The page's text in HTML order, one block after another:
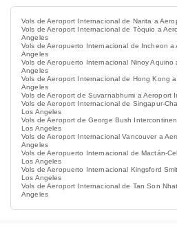
Vols de Aeroport Internacional de Narita a
Vols de Aeroport Internacional de Tòquio a
Angeles
Vols de Aeropuerto Internacional de Incheon
Angeles
Vols de Aeropuerto Internacional Ninoy
Angeles
Vols de Aeroport Internacional de Hong Kong
Angeles
Vols de Aeroport de Suvarnabhumi a Aeroport
Vols de Aeroport Internacional de Singapur-
Los Angeles
Vols de Aeroport de George Bush
Los Angeles
Vols de Aeroport Internacional Vancouver a
Angeles
Vols de Aeropuerto Internacional de Mactán-
Los Angeles
Vols de Aeropuerto Internacional Kingsford
Los Angeles
Vols de Aeroport Internacional de Tan Son
Angeles